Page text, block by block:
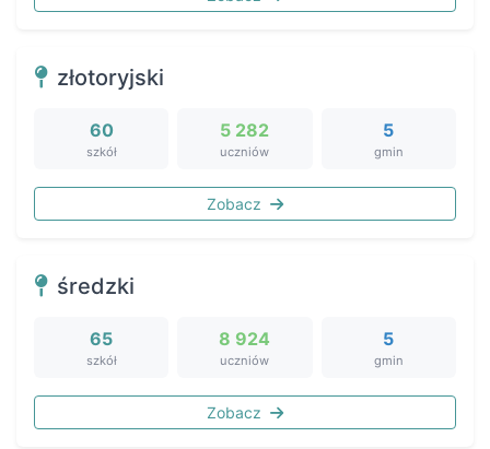
złotoryjski
60
szkół
5 282
uczniów
5
gmin
Zobacz
średzki
65
szkół
8 924
uczniów
5
gmin
Zobacz